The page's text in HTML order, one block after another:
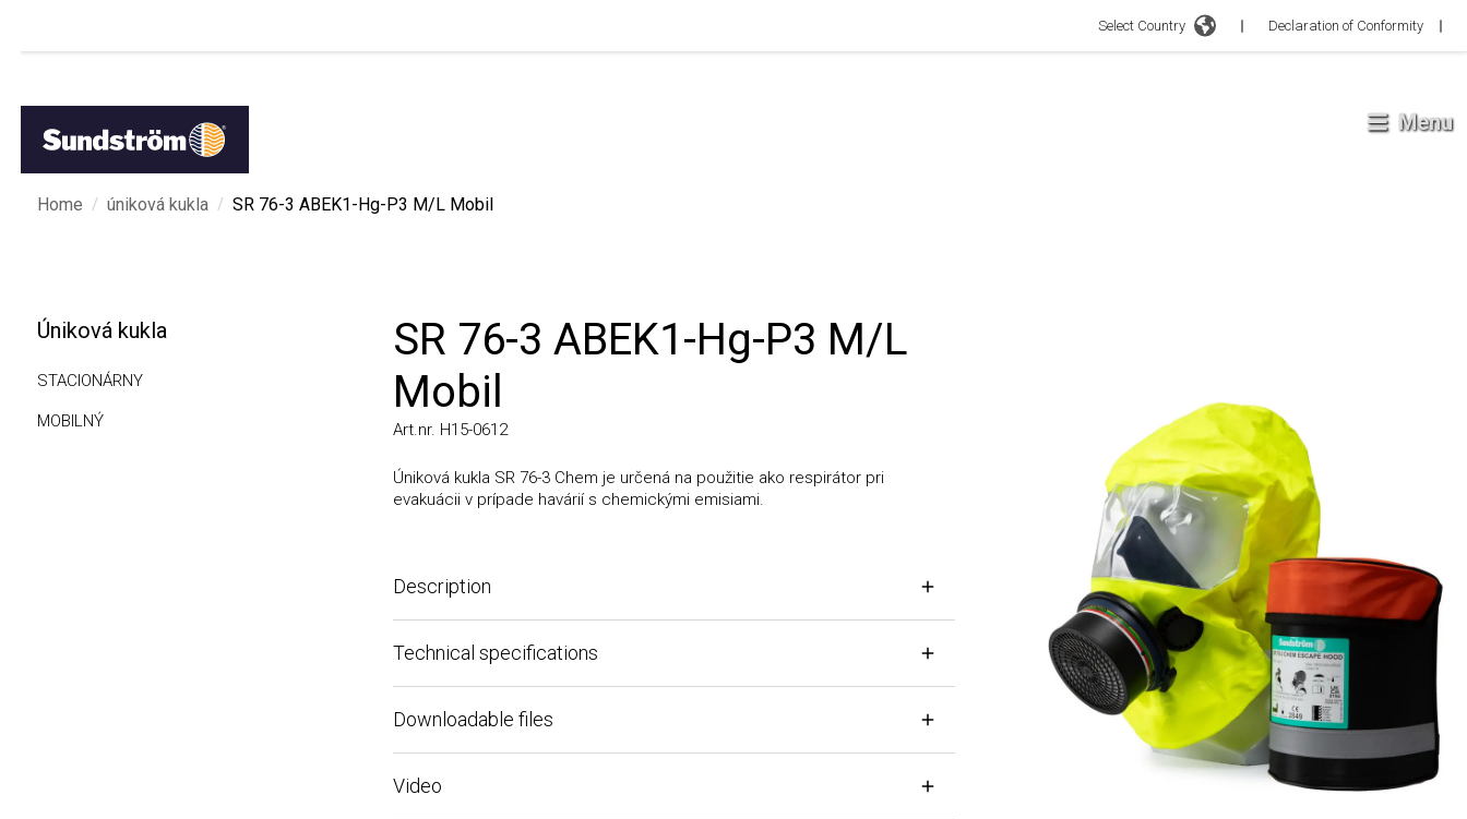
Select Country Declaration of Conformity
Menu
Home / úniková kukla / SR 76-3 ABEK1-Hg-P3 M/L Mobil
Úniková kukla
STACIONÁRNY
MOBILNÝ
SR 76-3 ABEK1-Hg-P3 M/L
Mobil
Art.nr. H15-0612
Úniková kukla SR 76-3 Chem je určená na použitie ako respirátor pri
evakuácii v prípade havárií s chemickými emisiami.
Description
Technical specifications
Downloadable files
Video